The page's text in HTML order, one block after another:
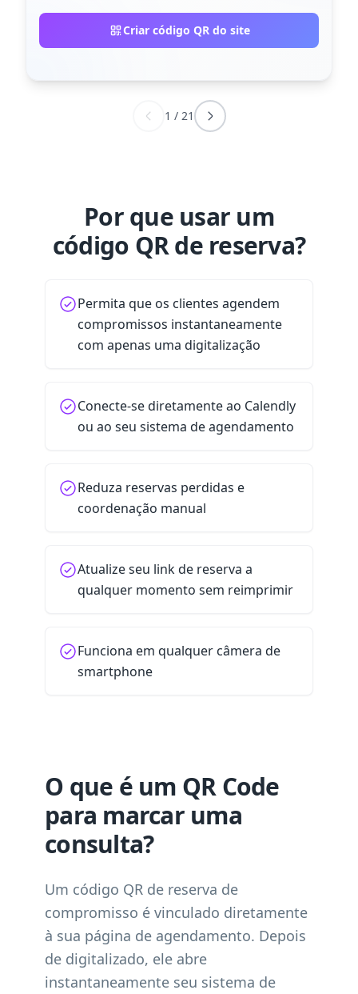
Criar código QR do site
1 / 21
Por que usar um
código QR de reserva?
Permita que os clientes agendem
compromissos instantaneamente
com apenas uma digitalização
Conecte-se diretamente ao Calendly
ou ao seu sistema de agendamento
Reduza reservas perdidas e
coordenação manual
Atualize seu link de reserva a
qualquer momento sem reimprimir
Funciona em qualquer câmera de
smartphone
O que é um QR Code
para marcar uma
consulta?
Um código QR de reserva de
compromisso é vinculado diretamente
à sua página de agendamento. Depois
de digitalizado, ele abre
instantaneamente seu sistema de